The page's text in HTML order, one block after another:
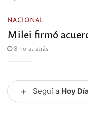
NACIONAL
Milei firmó
8 horas atrás
+ Seguí a Hoy